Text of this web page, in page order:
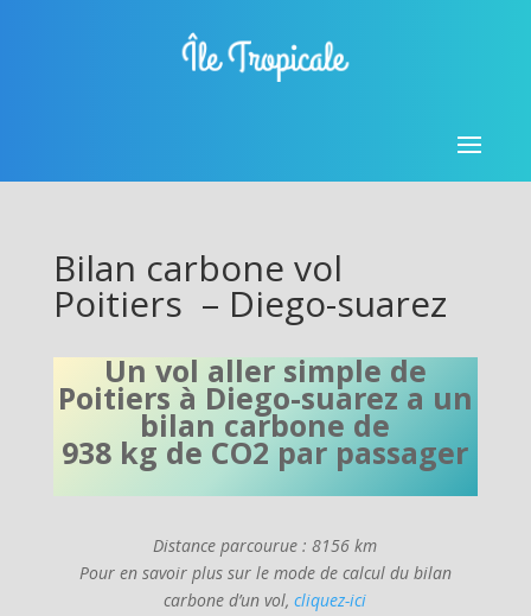
Bilan carbone vol
Poitiers – Diego-suarez
Un vol aller simple de
Poitiers à Diego-suarez a un
bilan carbone de
938 kg de CO2 par passager
Distance parcourue : 8156 km
Pour en savoir plus sur le mode de calcul du bilan
carbone d’un vol,cliquez-ici